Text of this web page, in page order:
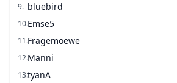
9. bluebird
10.Emse5
11.Fragemoewe
12.Manni
13.tyanA